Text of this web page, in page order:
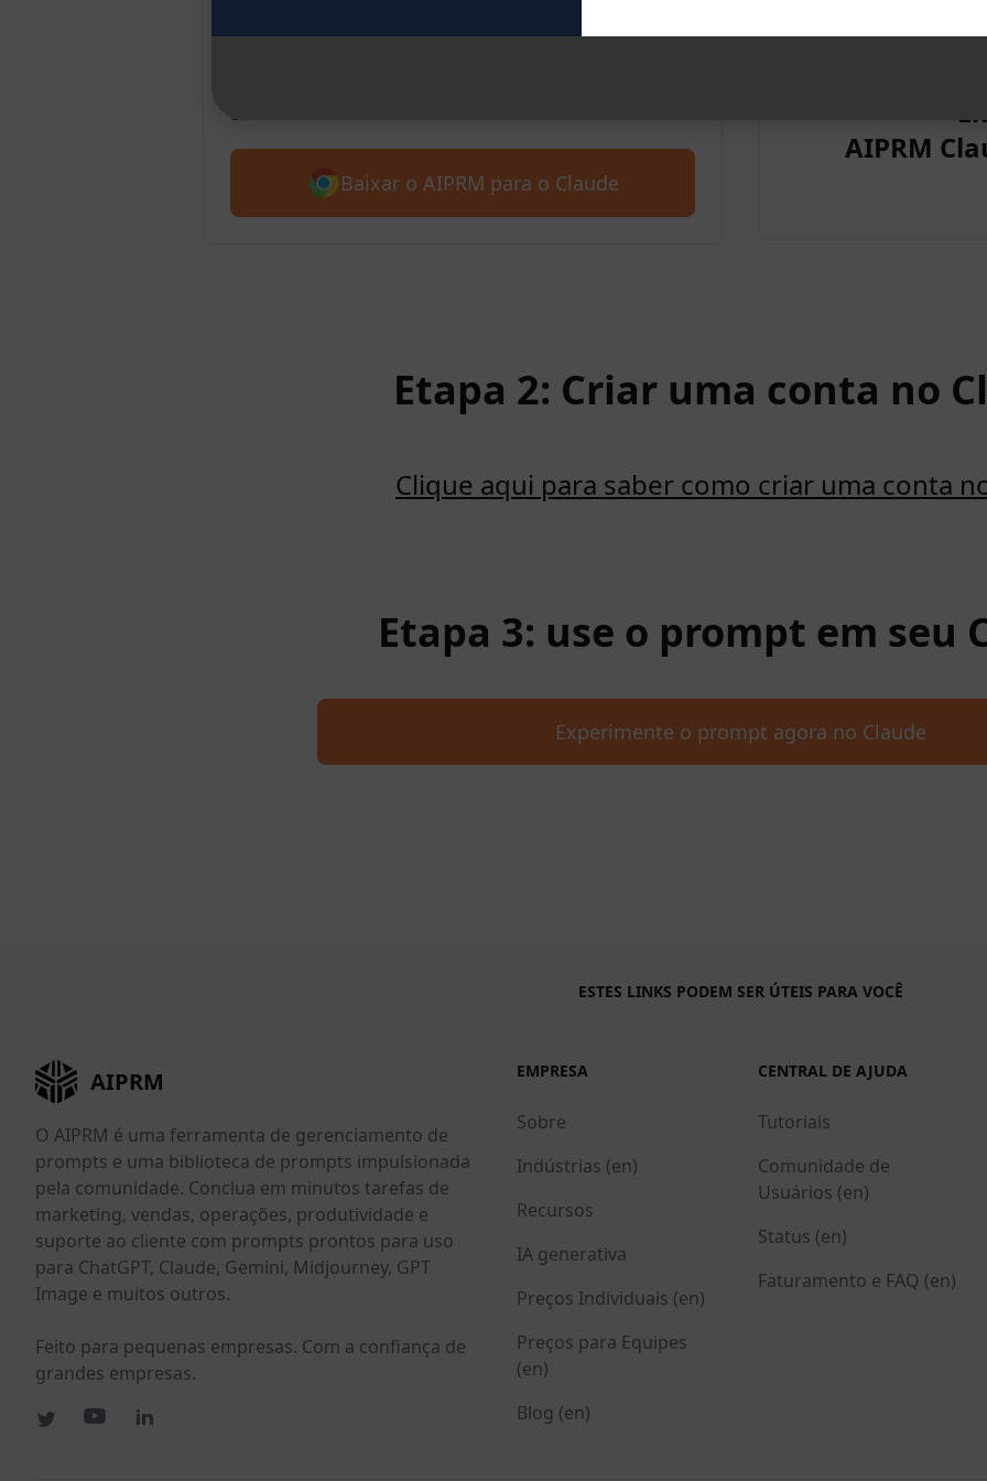
Chrome
Baixar o AIPRM para o Claude
AIPRM
Etapa 2: Criar uma conta no
Clique aqui para saber como criar uma conta
Etapa 3: use o prompt em seu
Experimente o prompt agora no Claude
ESTES LINKS PODEM SER ÚTEIS PARA VOCÊ
AIPRM
O AIPRM é uma ferramenta de gerenciamento de
prompts e uma biblioteca de prompts impulsionada
pela comunidade. Conclua em minutos tarefas de
marketing, vendas, operações, produtividade e
suporte ao cliente com prompts prontos para uso
para ChatGPT, Claude, Gemini, Midjourney, GPT
Image e muitos outros.
Feito para pequenas empresas. Com a confiança de
grandes empresas.
EMPRESA
Sobre
Indústrias (en)
Recursos
IA generativa
Preços Individuais (en)
Preços para Equipes
(en)
Blog (en)
CENTRAL DE AJUDA
Tutoriais
Comunidade de
Usuários (en)
Status (en)
Faturamento e FAQ (en)